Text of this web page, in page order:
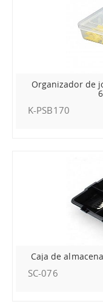
Organizador de
K-PSB170
Caja de
SC-076